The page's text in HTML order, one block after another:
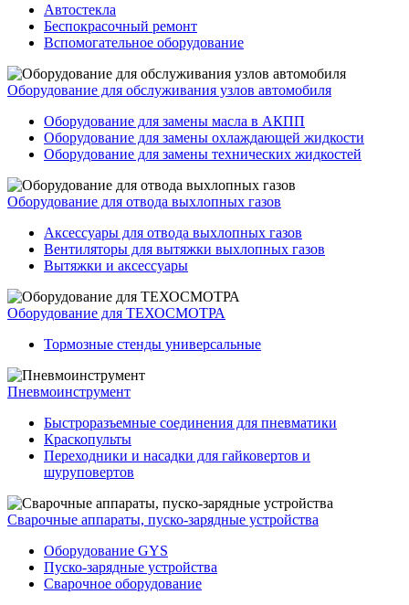
Автостекла
Беспокрасочный ремонт
Вспомогательное оборудование
Оборудование для обслуживания узлов автомобиля
Оборудование для замены масла в АКПП
Оборудование для замены охлаждающей жидкости
Оборудование для замены технических жидкостей
Оборудование для отвода выхлопных газов
Аксессуары для отвода выхлопных газов
Вентиляторы для вытяжки выхлопных газов
Вытяжки и аксессуары
Оборудование для ТЕХОСМОТРА
Тормозные стенды универсальные
Пневмоинструмент
Быстроразъемные соединения для пневматики
Краскопульты
Переходники и насадки для гайковертов и
шуруповертов
Сварочные аппараты, пуско-зарядные устройства
Оборудование GYS
Пуско-зарядные устройства
Сварочное оборудование